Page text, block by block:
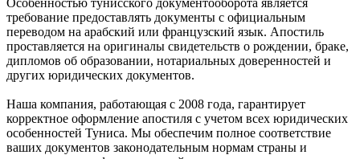
требование предоставлять документы с официальным
переводом на арабский или французский язык. Апостиль
проставляется на оригиналы свидетельств о рождении, браке,
дипломов об образовании, нотариальных доверенностей и
других юридических документов.
Наша компания, работающая с 2008 года, гарантирует
корректное оформление апостиля с учетом всех юридических
особенностей Туниса. Мы обеспечим полное соответствие
ваших документов законодательным нормам страны и